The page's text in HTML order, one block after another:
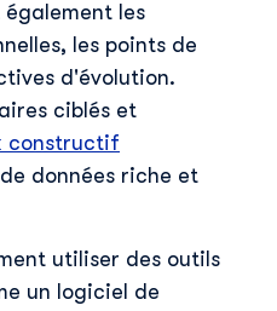
les
les points de
d'évolution.
ciblés et
constructif
données riche et
utiliser des outils
un logiciel de